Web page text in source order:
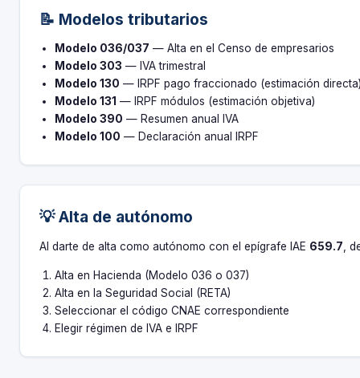
📝 Modelos tributarios
Modelo 036/037 — Alta en el Censo de empresarios
Modelo 303 — IVA trimestral
Modelo 130 — IRPF pago fraccionado (estimación
Modelo 131 — IRPF módulos (estimación objetiva)
Modelo 390 — Resumen anual IVA
Modelo 100 — Declaración anual IRPF
💡 Alta de autónomo
Al darte de alta como autónomo con el epígrafe IAE 659.7 ,
Alta en Hacienda (Modelo 036 o 037)
Alta en la Seguridad Social (RETA)
Seleccionar el código CNAE correspondiente
Elegir régimen de IVA e IRPF